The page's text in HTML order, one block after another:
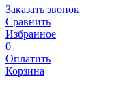
Заказать звонок
Сравнить
Избранное
0
Оплатить
Корзина